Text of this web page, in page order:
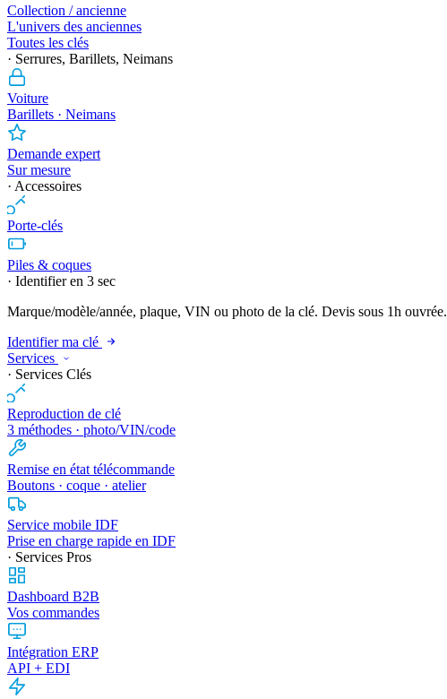
Collection / ancienne
L'univers des anciennes
Toutes les clés
· Serrures, Barillets, Neimans
Voiture
Barillets · Neimans
Demande expert
Sur mesure
· Accessoires
Porte-clés
Piles & coques
· Identifier en 3 sec
Marque/modèle/année, plaque, VIN ou photo de la clé. Devis sous 1h ouvrée.
Identifier ma clé
Services
· Services Clés
Reproduction de clé
3 méthodes · photo/VIN/code
Remise en état télécommande
Boutons · coque · atelier
Service mobile IDF
Prise en charge rapide en IDF
· Services Pros
Dashboard B2B
Vos commandes
Intégration ERP
API + EDI